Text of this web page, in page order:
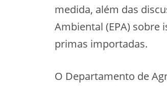
medida, além das
Ambiental (EPA) sobre
primas importadas.
O Departamento de